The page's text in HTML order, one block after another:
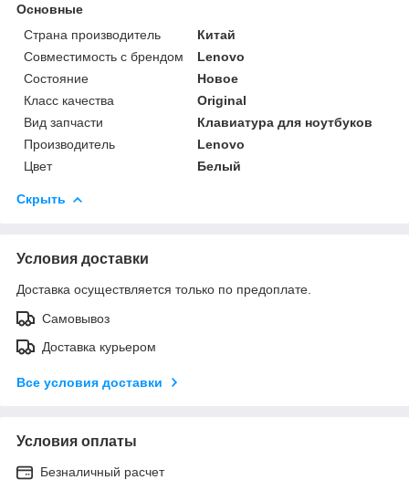
Основные
Страна производитель
Китай
Совместимость с брендом
Lenovo
Состояние
Новое
Класс качества
Original
Вид запчасти
Клавиатура для ноутбуков
Производитель
Lenovo
Цвет
Белый
Скрыть
Условия доставки
Доставка осуществляется только по предоплате.
Самовывоз
Доставка курьером
Все условия доставки
Условия оплаты
Безналичный расчет